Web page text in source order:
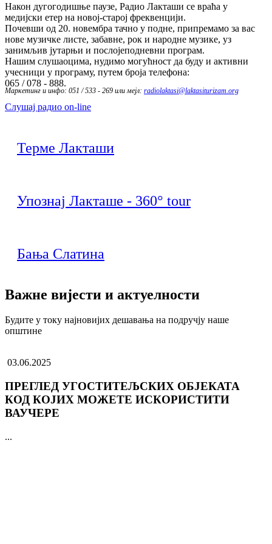
Након дугогодишње паузе, Радио Лакташи се враћа у
медијски етер на новој-старој фреквенцији.
Почевши од 20. новембра тачно у подне, припремамо за вас
нове музичке листе, забавне, рок и народне музике, уз
занимљив јутарњи и послојеподневни програм.
Нашим слушаоцима, нудимо могућност да буду и активни
учесници у програму, путем броја телефона:
065 / 078 - 888.
Маркетинг и инфо: 051 / 533 - 269 или мејл: radiolaktasi@laktasiturizam.org
Слушај радио on-line
Терме Лакташи
Упознај Лакташе - 360° tour
Бања Слатина
Важне вијести и актуелности
Будите у току најновијих дешавања на подручју наше
општине
03.06.2025
ПРЕГЛЕД УГОСТИТЕЉСКИХ ОБЈЕКАТА
КОД КОЈИХ МОЖЕТЕ ИСКОРИСТИТИ
ВАУЧЕРЕ
...